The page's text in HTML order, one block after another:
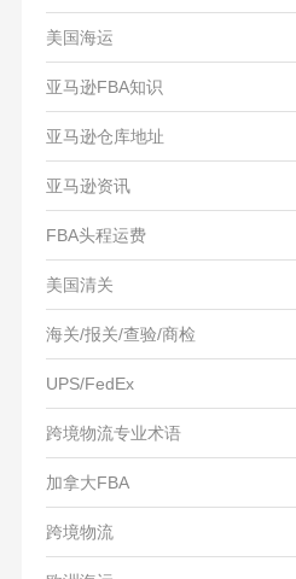
美国海运
亚马逊FBA知识
亚马逊仓库地址
亚马逊资讯
FBA头程运费
美国清关
海关/报关/查验/商检
UPS/FedEx
跨境物流专业术语
加拿大FBA
跨境物流